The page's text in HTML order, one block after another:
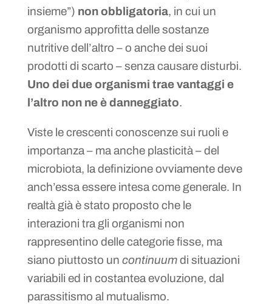
insieme”) non obbligatoria, in cui un
organismo approfitta delle sostanze
nutritive dell’altro – o anche dei suoi
prodotti di scarto – senza causare disturbi.
Uno dei due organismi trae vantaggi e
l’altro non ne è danneggiato.
Viste le crescenti conoscenze sui ruoli e
importanza – ma anche plasticità – del
microbiota, la definizione ovviamente deve
anch’essa essere intesa come generale. In
realtà già è stato proposto che le
interazioni tra gli organismi non
rappresentino delle categorie fisse, ma
siano piuttosto un continuumdi situazioni
variabili ed in costantea evoluzione, dal
parassitismo al mutualismo.